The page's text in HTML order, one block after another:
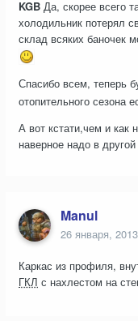
KGB Да, скорее всего
холодильник потерял
склад всяких баночек
Спасибо всем, теперь
отопительного сезона
А вот кстати,чем и как
наверное надо в
Manul
26 января, 2013
Каркас из профиля,
ГКЛ с нахлестом на